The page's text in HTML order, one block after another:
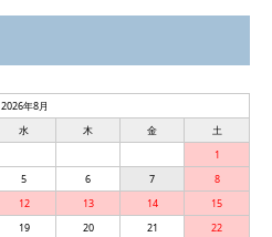
2026年8月
水 木 金
土
1
5 6 7
8
12 13 14
15
19 20 21
22